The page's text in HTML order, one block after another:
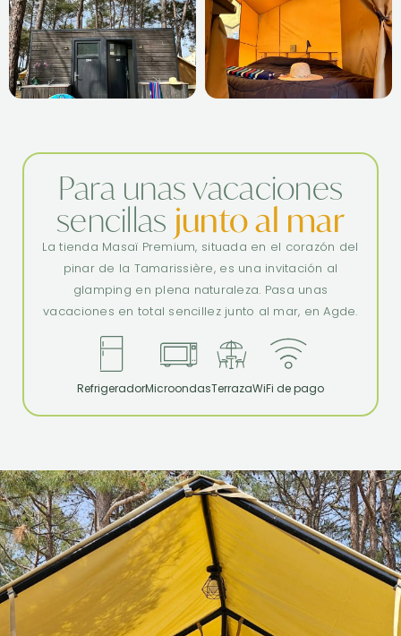
Para unas vacaciones
sencillas junto al mar
La tienda Masaï Premium, situada en el corazón del
pinar de la Tamarissière, es una invitación al
glamping en plena naturaleza. Pasa unas
vacaciones en total sencillez junto al mar, en Agde.
RefrigeradorMicroondasTerrazaWiFi de pago